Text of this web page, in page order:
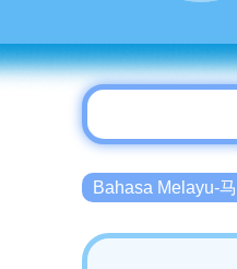
Bahasa Melayu-